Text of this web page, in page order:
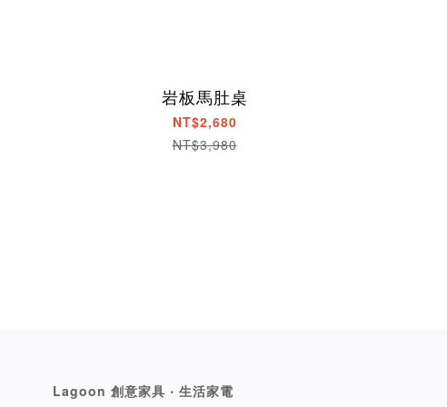
岩板馬肚桌
NT$2,680
NT$3,980
Lagoon 創意家具 ‧ 生活家電